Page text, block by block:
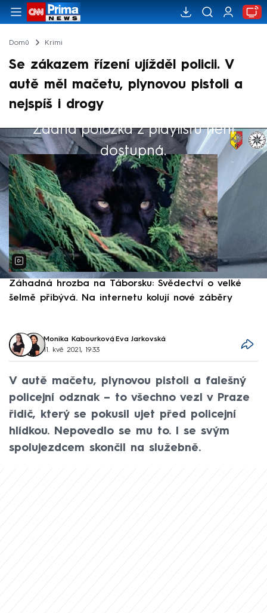
Domů Krimi
Se zákazem řízení ujížděl policii. V
autě měl mačetu, plynovou pistoli a
nejspíš i drogy
Žádná položka z playlistu není
dostupná.
Výběr redakce
Záhadná hrozba na Táborsku: Svědectví o velké
šelmě přibývá. Na internetu kolují nové záběry
Monika Kabourková, Eva Jarkovská
11. kvě 2021, 19:33
V autě mačetu, plynovou pistoli a falešný
policejní odznak – to všechno vezl v Praze
řidič, který se pokusil ujet před policejní
hlídkou. Nepovedlo se mu to. I se svým
spolujezdcem skončil na služebně.